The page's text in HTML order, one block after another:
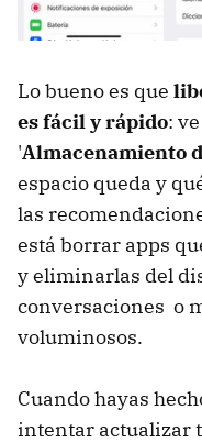
Lo bueno es que
es fácil y rápido:
'Almacenamiento
espacio queda y
las
está borrar apps
y eliminarlas del
conversaciones o
voluminosos.
Cuando hayas
intentar actualizar